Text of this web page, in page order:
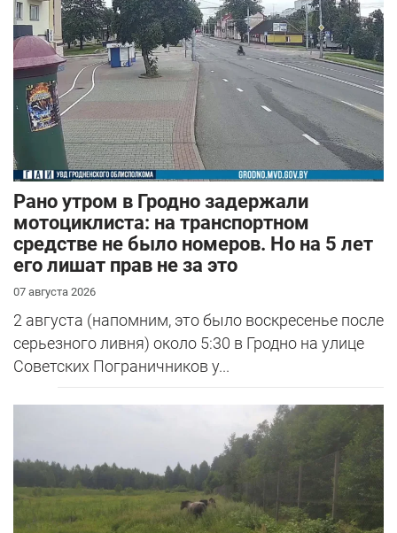
Рано утром в Гродно задержали
мотоциклиста: на транспортном
средстве не было номеров. Но на 5 лет
его лишат прав не за это
07 августа 2026
2 августа (напомним, это было воскресенье после
серьезного ливня) около 5:30 в Гродно на улице
Советских Пограничников у...